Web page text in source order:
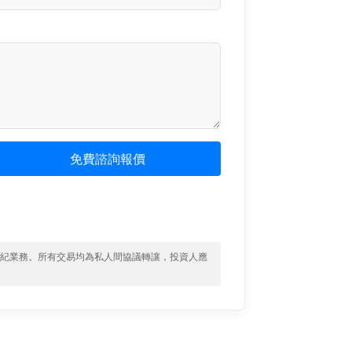
免費諮詢報價
業務。所有交易均為私人間協議轉讓，投資人應